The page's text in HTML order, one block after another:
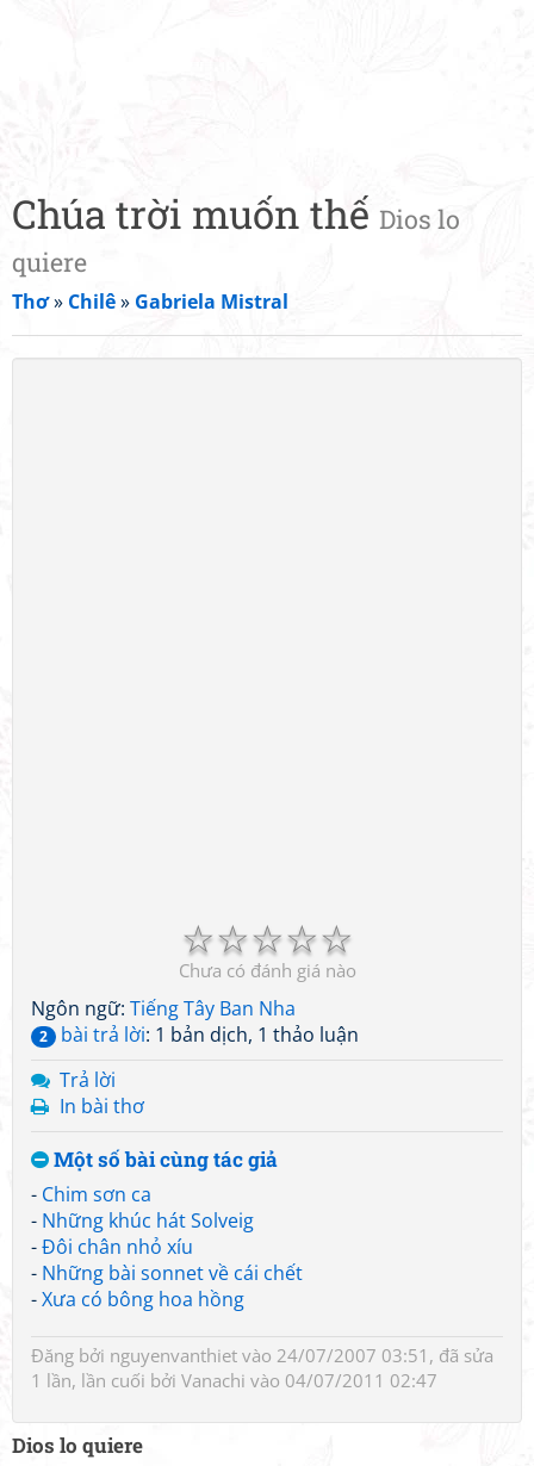
Chúa trời muốn thế Dios lo
quiere
Thơ» Chilê» Gabriela Mistral
☆
☆
☆
☆
☆
Chưa có đánh giá nào
Ngôn ngữ: Tiếng Tây Ban Nha
2 bài trả lời: 1 bản dịch, 1 thảo luận
Trả lời
In bài thơ
Một số bài cùng tác giả
- Chim sơn ca
- Những khúc hát Solveig
-Đôi chân nhỏ xíu
- Những bài sonnet về cái chết
-Xưa có bông hoa hồng
Đăng bởi nguyenvanthiet vào 24/07/2007 03:51, đã sửa
1 lần, lần cuối bởi Vanachi vào 04/07/2011 02:47
Dios lo quiere